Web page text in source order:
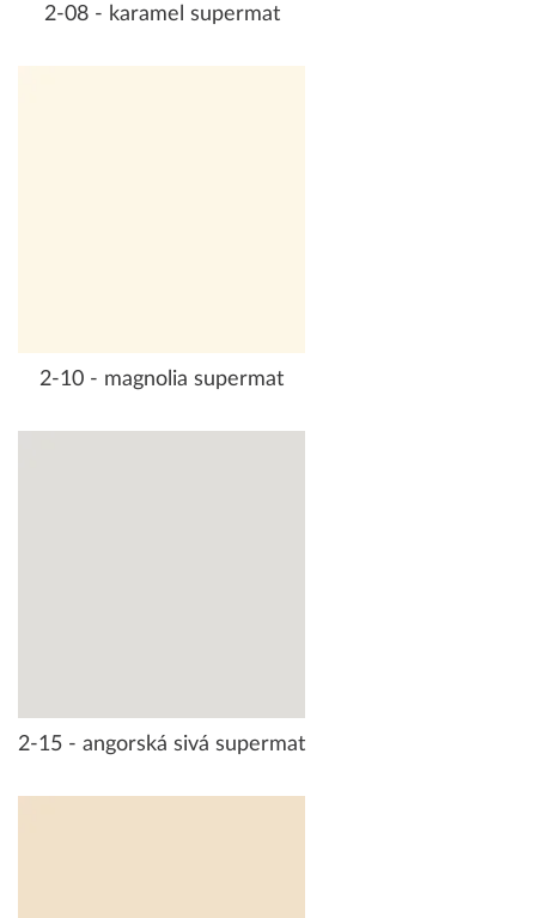
2-08 - karamel supermat
2-10 - magnolia supermat
2-15 - angorská sivá supermat